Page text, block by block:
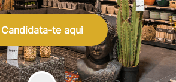
Candidata-te aqui